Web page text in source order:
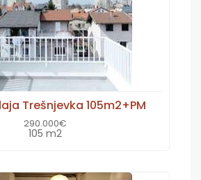
Trešnjevka 105m2+PM
290.000€
105 m2